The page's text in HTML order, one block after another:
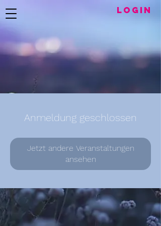
LogIN
Anmeldung geschlossen
Jetzt andere Veranstaltungen
ansehen